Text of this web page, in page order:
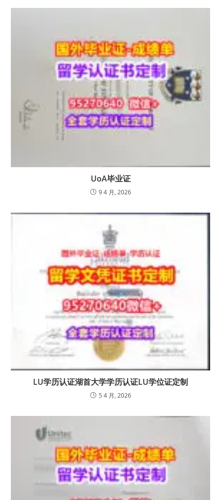
UoA毕业证
9 4 月, 2026
LU学历认证湖首大学学历认证LU学位证定制
5 4 月, 2026